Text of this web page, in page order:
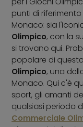
punti di
Monaco: sia
Olimpico, con la
si trovano qui.
popolare di
Olimpico, una
Monaco. Qui c'è
sport, gli amanti
qualsiasi periodo
Commerciale